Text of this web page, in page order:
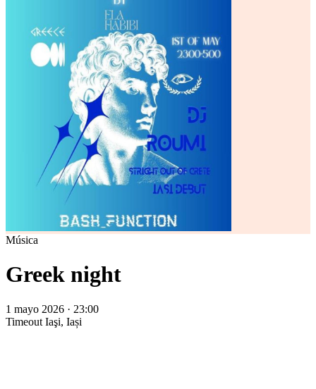
Música
Greek night
1 mayo 2026 · 23:00
Timeout Iaşi, Iași